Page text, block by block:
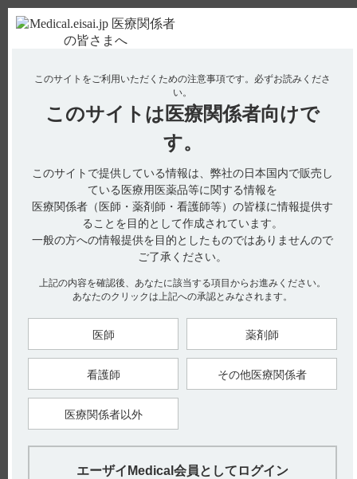
使用期限検索 Drug Information
No : 19010
【フィコンパ・点滴静注】 投与時間別の血中濃
度推移を教えてください。（Cmax、AUC、
Tmax、T1/2など）
日本人を含む健康成人48例（日本人18例）にペランパネル
12mgを30分間（19例）、60分間（19例）もしくは90分間（6
例）点滴静脈内投与または絶食下経口投与（それぞれ20例、19
例、8例）したときの血漿中濃度推移、薬物動態パラメータは
以下の通りでした。（引用1、2）
＜経口製剤＞
用法及び用量（一部抜粋）
＜部分発作（二次性全般化発作を含む）に用いる場合＞
［単剤療法］
通常、成人及び4歳以上の小児にはペランパネルとして1日1回
あけて2mgずつ漸増する。維持用量は1日1回4～8mgとする。
増減するが、1日最高8mgまでとする。
このサイトをご利用いただくための注意事項です。 必ずお読みくださ
い。
このサイトは 医療関係者向けで
す。
このサイトで提供している情報は、弊社の日本国内で販売し
ている医療用医薬品等に関する情報を
医療関係者（医師・薬剤師・看護師等）の皆様に情報提供す
ることを目的として作成されています。
一般の方への情報提供を目的としたものではありませんので
ご了承ください。
上記の内容を確認後、あなたに該当する項目からお進みください。
あなたのクリックは上記への承認とみなされます。
医師 薬剤師
看護師 その他医療関係者
医療関係者以外
エーザイMedical会員としてログイン